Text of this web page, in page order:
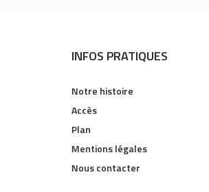
INFOS PRATIQUES
Notre histoire
Accès
Plan
Mentions légales
Nous contacter